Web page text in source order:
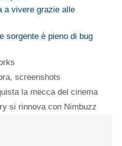
a vivere grazie alle
sorgente è pieno di bug
,screenshots
la mecca del cinema
si rinnova con Nimbuzz